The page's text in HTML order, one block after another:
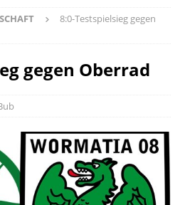
8:0-Testspielsieg gegen
gegen Oberrad